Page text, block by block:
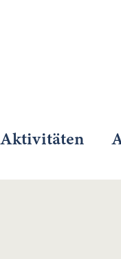
Aktivitäten